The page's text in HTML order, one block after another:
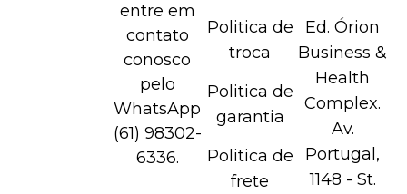
entre em
contato
conosco
pelo
WhatsApp
(61) 98302-
6336.
Politica de
troca
Politica de
garantia
Politica de
frete
Ed. Órion
Business &
Health
Complex.
Av.
Portugal,
1148 - St.